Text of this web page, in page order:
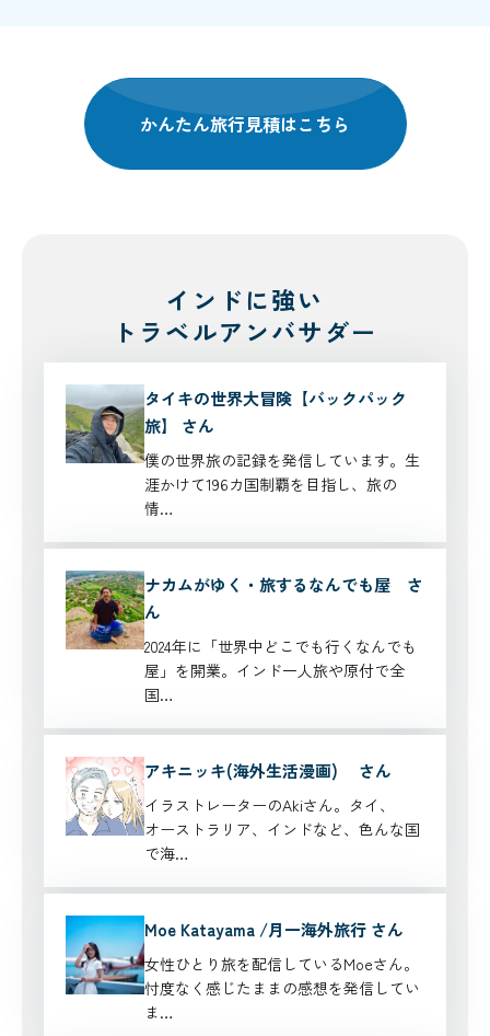
かんたん旅行見積はこちら
インドに強い
トラベルアンバサダー
タイキの世界大冒険【バックパック
旅】 さん
僕の世界旅の記録を発信しています。生
涯かけて196カ国制覇 を目指し、旅の
情…
ナカムがゆく・旅するなんでも屋 さ
ん
2024年に「世界中どこでも行くなんでも
屋」を開業。インド一人旅や原付で全
国…
アキニッキ(海外生活漫画) さん
イラストレーターのAkiさん。タイ、
オーストラリア、インドなど、色んな国
で海…
Moe Katayama /月一海外旅行 さん
女性ひとり旅を配信しているMoeさん。
忖度なく感じたままの感想を発信してい
ま…